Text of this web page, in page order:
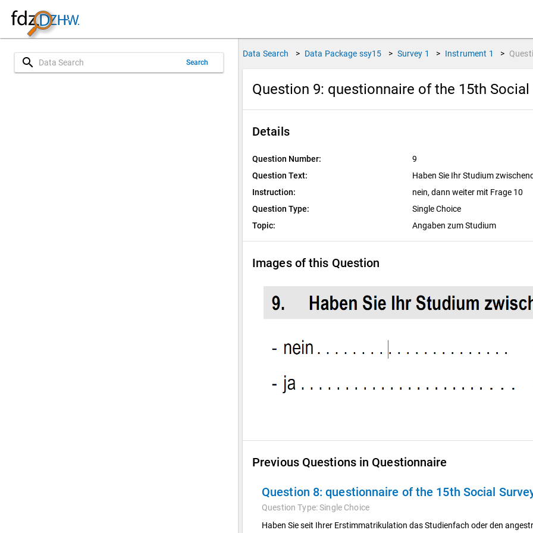
search Search
Data Search > Data Package ssy15 > Survey 1 > Instrument 1 >
Question 9: questionnaire of the 15th Social
Details
Question Number:
9
Question Text:
Haben Sie Ihr Studium
Instruction:
nein, dann weiter mit Frage 10
Question Type:
Single Choice
Topic:
Angaben zum Studium
Images of this Question
Previous Questions in Questionnaire
Question 8:questionnaire of the 15th Social
Question Type:Single Choice
Haben Sie seit Ihrer Erstimmatrikulation das Studienfach oder den